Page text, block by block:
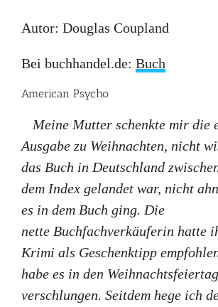
Autor: Douglas Coupland
Bei buchhandel.de: Buch
American Psycho
Meine Mutter schenkte mir die
Ausgabe zu Weihnachten, nicht
das Buch in Deutschland
dem Index gelandet war, nicht
es in dem Buch ging. Die
nette Buchfachverkäuferin hatte
Krimi als Geschenktipp
habe es in den
verschlungen. Seitdem hege ich